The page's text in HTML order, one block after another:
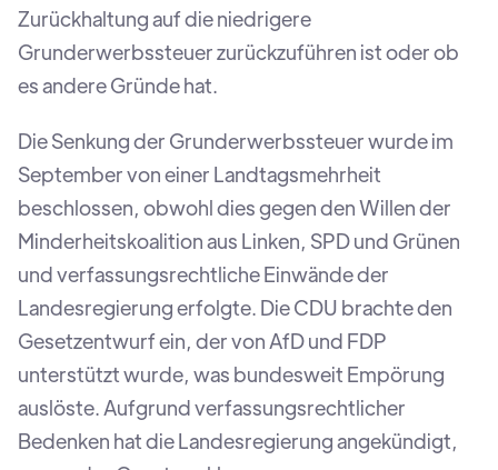
Zurückhaltung auf die niedrigere
Grunderwerbssteuer zurückzuführen ist oder ob
es andere Gründe hat.
Die Senkung der Grunderwerbssteuer wurde im
September von einer Landtagsmehrheit
beschlossen, obwohl dies gegen den Willen der
Minderheitskoalition aus Linken, SPD und Grünen
und verfassungsrechtliche Einwände der
Landesregierung erfolgte. Die CDU brachte den
Gesetzentwurf ein, der von AfD und FDP
unterstützt wurde, was bundesweit Empörung
auslöste. Aufgrund verfassungsrechtlicher
Bedenken hat die Landesregierung angekündigt,